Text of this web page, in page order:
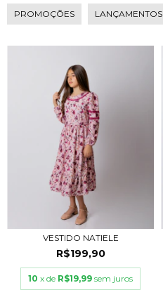
PROMOÇÕES LANÇAMENTOS
VESTIDO NATIELE
R$199,90
10 x de R$19,99 sem juros